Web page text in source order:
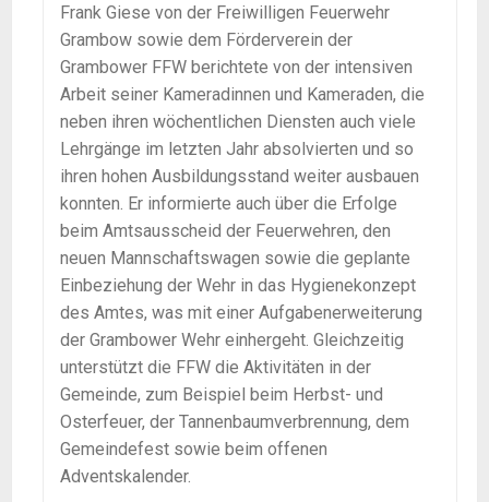
Frank Giese von der Freiwilligen Feuerwehr
Grambow sowie dem Förderverein der
Grambower FFW berichtete von der intensiven
Arbeit seiner Kameradinnen und Kameraden, die
neben ihren wöchentlichen Diensten auch viele
Lehrgänge im letzten Jahr absolvierten und so
ihren hohen Ausbildungsstand weiter ausbauen
konnten. Er informierte auch über die Erfolge
beim Amtsausscheid der Feuerwehren, den
neuen Mannschaftswagen sowie die geplante
Einbeziehung der Wehr in das Hygienekonzept
des Amtes, was mit einer Aufgabenerweiterung
der Grambower Wehr einhergeht. Gleichzeitig
unterstützt die FFW die Aktivitäten in der
Gemeinde, zum Beispiel beim Herbst- und
Osterfeuer, der Tannenbaumverbrennung, dem
Gemeindefest sowie beim offenen
Adventskalender.